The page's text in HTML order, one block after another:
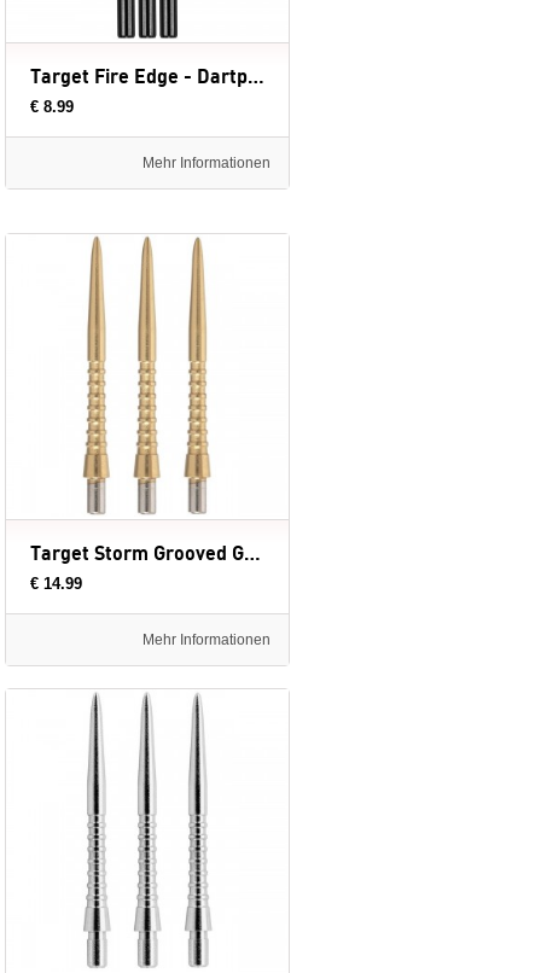
Target Fire Edge - Dartpunten - 32-36 mm
€ 8.99
Mehr Informationen
Target Storm Grooved Goud - dartpunten
€ 14.99
Mehr Informationen